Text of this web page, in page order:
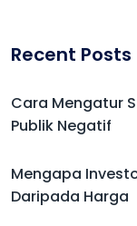
Recent Posts
Cara Mengatur
Publik Negatif
Mengapa
Daripada Harga